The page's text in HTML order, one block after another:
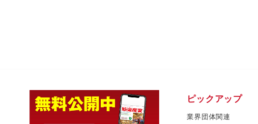
ピックアップ
業界団体関連